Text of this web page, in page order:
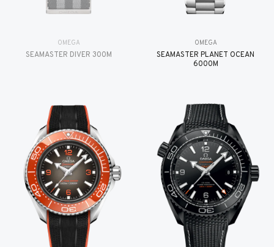
OMEGA
SEAMASTER DIVER 300M
OMEGA
SEAMASTER PLANET OCEAN
6000M